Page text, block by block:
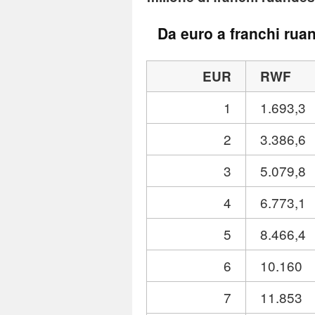
Da euro a franchi
EUR
RWF
1
1.693,3
2
3.386,6
3
5.079,8
4
6.773,1
5
8.466,4
6
10.160
7
11.853